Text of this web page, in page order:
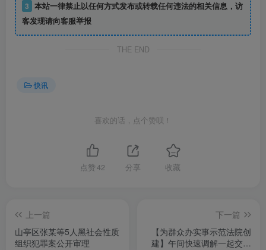
3 本站一律禁止以任何方式发布或转载任何违法的相关信息，访
客发现请向客服举报
THE END
快讯
喜欢的话，点个赞呗！
点赞 42 分享 收藏
上一篇
山亭区张某等5人黑社会性质
组织犯罪案公开审理
下一篇
【为群众办实事示范法院创
建】午间快速调解一起交通